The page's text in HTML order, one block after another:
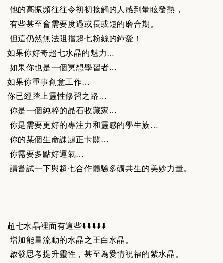
他的高振頻往往令初初接觸的人感到暈眩發熱，
有些甚至會需要度過或長或短的磨合期。
但這仍然無法阻擋超七粉絲的鐘愛！
如果你好奇超七水晶的魅力…
如果你也是一個冥想學習者…
如果你重事創意工作…
你已經踏上靈性修習之路…
你是一個純粹的晶石收藏家…
你是需要更好的專注力和靈感的學生族…
你的某個生命課題正卡關…
你需要多點好運氣…
請嘗試一下與超七合作體驗多礦共生的美妙力量。
超七水晶裡面有這些⬇️⬇️⬇️⬇️⬇️
增加能量流動的水晶之王白水晶。
啟發思考提升靈性，甚至為愛情祝福的紫水晶。